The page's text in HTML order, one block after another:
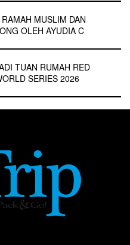
MUSLIM DAN
OLEH AYUDIA C
TUAN RUMAH RED
SERIES 2026